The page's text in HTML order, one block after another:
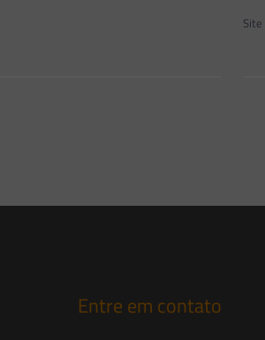
Site
Entre em contato